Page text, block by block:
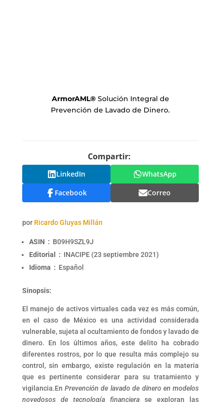
ArmorAML® Solución Integral de
Prevención de Lavado de Dinero.
Compartir:
LinkedIn
WhatsApp
Facebook
Correo
por Ricardo Gluyas Millán
ASIN ‏ : ‎ B09H9SZL9J
Editorial ‏ : ‎ INACIPE (23 septiembre 2021)
Idioma ‏ : ‎ Español
Sinopsis:
El manejo de activos virtuales cada vez es más común,
en el caso de México es una actividad considerada
vulnerable, sujeta al ocultamiento de fondos y lavado de
dinero. En los últimos años, este delito ha cobrado
diferentes rostros, por lo que resulta más complejo su
control, sin embargo, existe regulación en la materia
que es pertinente considerar para su tratamiento y
vigilancia.EnPrevención de lavado de dinero en modelos
novedosos de tecnología financiera se exploran las